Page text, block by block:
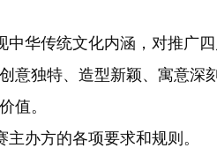
华传统文化内涵，对推广
意独特、造型新颖、寓意深
值。
办方的各项要求和规则。